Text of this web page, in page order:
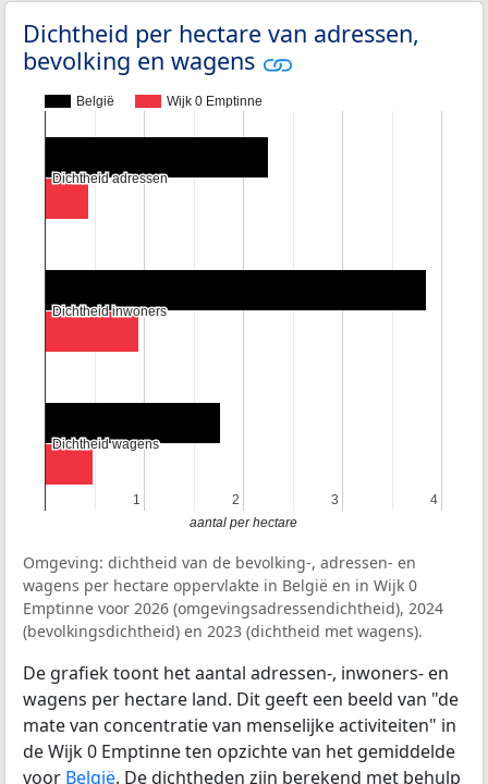
Dichtheid per hectare van adressen,
bevolking en wagens
België Wijk 0 Emptinne
1
1 2
2 3
3 4
4
Dichtheid adressen
Dichtheid adressen
Dichtheid inwoners
Dichtheid inwoners
Dichtheid wagens
Dichtheid wagens
aantal per hectare
Omgeving: dichtheid van de bevolking-, adressen- en
wagens per hectare oppervlakte in België en in Wijk 0
Emptinne voor 2026 (omgevingsadressendichtheid), 2024
(bevolkingsdichtheid) en 2023 (dichtheid met wagens).
De grafiek toont het aantal adressen-, inwoners- en
wagens per hectare land. Dit geeft een beeld van "de
mate van concentratie van menselijke activiteiten" in
de Wijk 0 Emptinne ten opzichte van het gemiddelde
voor België. De dichtheden zijn berekend met behulp